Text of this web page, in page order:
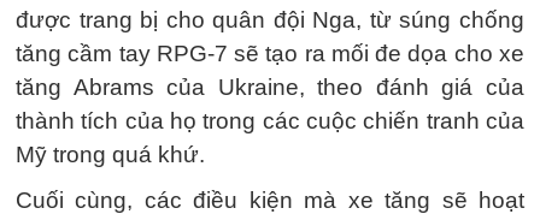
được trang bị cho quân đội Nga, từ súng chống
tăng cầm tay RPG-7 sẽ tạo ra mối đe dọa cho xe
tăng Abrams của Ukraine, theo đánh giá của
thành tích của họ trong các cuộc chiến tranh của
Mỹ trong quá khứ.
Cuối cùng, các điều kiện mà xe tăng sẽ hoạt